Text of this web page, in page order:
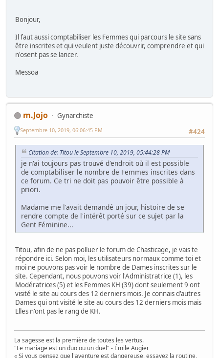
Bonjour,
Il faut aussi comptabiliser les Femmes qui parcours le site sans
être inscrites et qui veulent juste découvrir, comprendre et qui
n'osent pas se lancer.
Messoa
m.Jojo
Gynarchiste
#424
Septembre 10, 2019, 06:06:45 PM
Citation de: Titou le Septembre 10, 2019, 05:44:28 PM
je n'ai toujours pas trouvé d'endroit où il est possible
de comptabiliser le nombre de Femmes inscrites dans
ce forum. Ce tri ne doit pas pouvoir être possible à
priori.
Madame me l'avait demandé un jour, histoire de se
rendre compte de l'intérêt porté sur ce sujet par la
Gent Féminine...
Titou, afin de ne pas polluer le forum de Chasticage, je vais te
répondre ici. Selon moi, les utilisateurs normaux comme toi et
moi ne pouvons pas voir le nombre de Dames inscrites sur le
site. Cependant, nous pouvons voir l'Administratrice (1), les
Modératrices (5) et les Femmes KH (39) dont seulement 9 ont
visité le site au cours des 12 derniers mois. Je connais d'autres
Dames qui ont visité le site au cours des 12 derniers mois mais
Elles n'ont pas le rang de KH.
La sagesse est la première de toutes les vertus.
"Le mariage est un duo ou un duel" - Émile Augier
« Si vous pensez que l'aventure est dangereuse, essayez la routine,